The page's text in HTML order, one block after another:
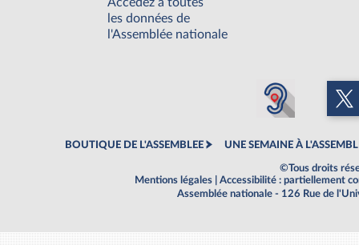
les données de
l'Assemblée nationale
BOUTIQUE DE L'ASSEMBLEE UNE SEMAINE À
©Tous droits
Mentions légales
Accessibilité : partiellement
Assemblée nationale - 126 Rue de